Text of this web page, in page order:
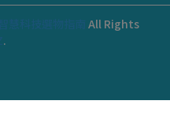
All Rights
.